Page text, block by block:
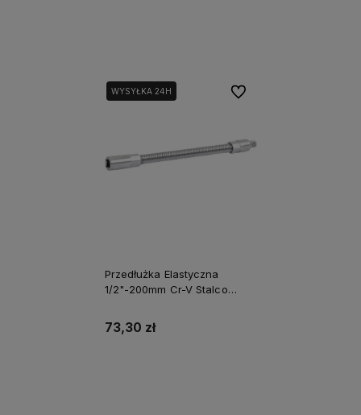
WYSYŁKA 24H
Przedłużka Elastyczna
1/2"-200mm Cr-V Stalco
73,30 zł
Do ulubionych